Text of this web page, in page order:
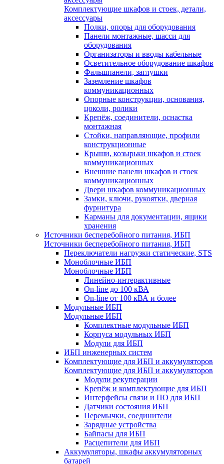
Комплектующие шкафов и стоек, детали,
аксессуары
Полки, опоры для оборудования
Панели монтажные, шасси для
оборудования
Организаторы и вводы кабельные
Осветительное оборудование шкафов
Фальшпанели, заглушки
Заземление шкафов
коммуникационных
Опорные конструкции, основания,
цоколи, ролики
Крепёж, соединители, оснастка
монтажная
Стойки, направляющие, профили
конструкционные
Крыши, козырьки шкафов и стоек
коммуникационных
Внешние панели шкафов и стоек
коммуникационных
Двери шкафов коммуникационных
Замки, ключи, рукоятки, дверная
фурнитура
Карманы для документации, ящики
хранения
Источники бесперебойного питания, ИБП
Источники бесперебойного питания, ИБП
Переключатели нагрузки статические, STS
Моноблочные ИБП
Моноблочные ИБП
Линейно-интерактивные
On-line до 100 кВА
On-line от 100 кВА и более
Модульные ИБП
Модульные ИБП
Комплектные модульные ИБП
Корпуса модульных ИБП
Модули для ИБП
ИБП инженерных систем
Комплектующие для ИБП и аккумуляторов
Комплектующие для ИБП и аккумуляторов
Модули рекуперации
Крепёж и комплектующие для ИБП
Интерфейсы связи и ПО для ИБП
Датчики состояния ИБП
Перемычки, соединители
Зарядные устройства
Байпасы для ИБП
Расцепители для ИБП
Аккумуляторы, шкафы аккумуляторных
батарей